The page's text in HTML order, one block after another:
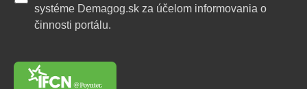
systéme Demagog.sk za účelom informovania o
činnosti portálu.